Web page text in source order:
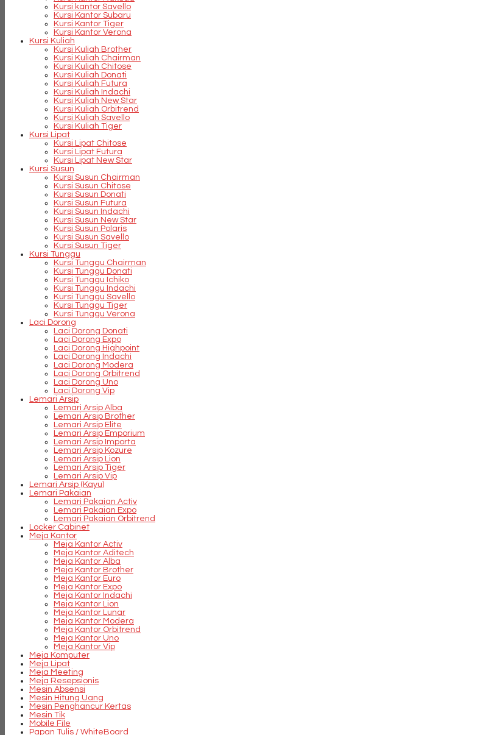
Kursi kantor Savello
Kursi Kantor Subaru
Kursi Kantor Tiger
Kursi Kantor Verona
Kursi Kuliah
Kursi Kuliah Brother
Kursi Kuliah Chairman
Kursi Kuliah Chitose
Kursi Kuliah Donati
Kursi Kuliah Futura
Kursi Kuliah Indachi
Kursi Kuliah New Star
Kursi Kuliah Orbitrend
Kursi Kuliah Savello
Kursi Kuliah Tiger
Kursi Lipat
Kursi Lipat Chitose
Kursi Lipat Futura
Kursi Lipat New Star
Kursi Susun
Kursi Susun Chairman
Kursi Susun Chitose
Kursi Susun Donati
Kursi Susun Futura
Kursi Susun Indachi
Kursi Susun New Star
Kursi Susun Polaris
Kursi Susun Savello
Kursi Susun Tiger
Kursi Tunggu
Kursi Tunggu Chairman
Kursi Tunggu Donati
Kursi Tunggu Ichiko
Kursi Tunggu Indachi
Kursi Tunggu Savello
Kursi Tunggu Tiger
Kursi Tunggu Verona
Laci Dorong
Laci Dorong Donati
Laci Dorong Expo
Laci Dorong Highpoint
Laci Dorong Indachi
Laci Dorong Modera
Laci Dorong Orbitrend
Laci Dorong Uno
Laci Dorong Vip
Lemari Arsip
Lemari Arsip Alba
Lemari Arsip Brother
Lemari Arsip Elite
Lemari Arsip Emporium
Lemari Arsip Importa
Lemari Arsip Kozure
Lemari Arsip Lion
Lemari Arsip Tiger
Lemari Arsip Vip
Lemari Arsip (Kayu)
Lemari Pakaian
Lemari Pakaian Activ
Lemari Pakaian Expo
Lemari Pakaian Orbitrend
Locker Cabinet
Meja Kantor
Meja Kantor Activ
Meja Kantor Aditech
Meja Kantor Alba
Meja Kantor Brother
Meja Kantor Euro
Meja Kantor Expo
Meja Kantor Indachi
Meja Kantor Lion
Meja Kantor Lunar
Meja Kantor Modera
Meja Kantor Orbitrend
Meja Kantor Uno
Meja Kantor Vip
Meja Komputer
Meja Lipat
Meja Meeting
Meja Resepsionis
Mesin Absensi
Mesin Hitung Uang
Mesin Penghancur Kertas
Mesin Tik
Mobile File
Papan Tulis / WhiteBoard